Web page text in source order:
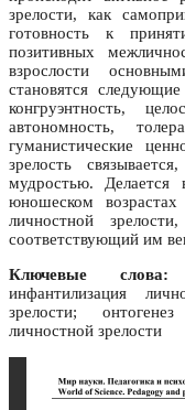
зрелости, как
готовность к
позитивных
взрослости
становятся
конгруэнтность,
автономность,
гуманистические
зрелость
мудростью.
юношеском
личностной
соответствующий им
Ключевые слова:
инфантилизация
зрелости;
личностной зрелости